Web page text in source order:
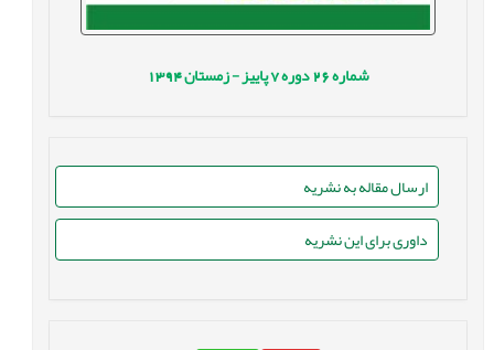
شماره26 دوره7 پاییز - زمستان1394
ارسال مقاله به نشریه
داوری برای این نشریه